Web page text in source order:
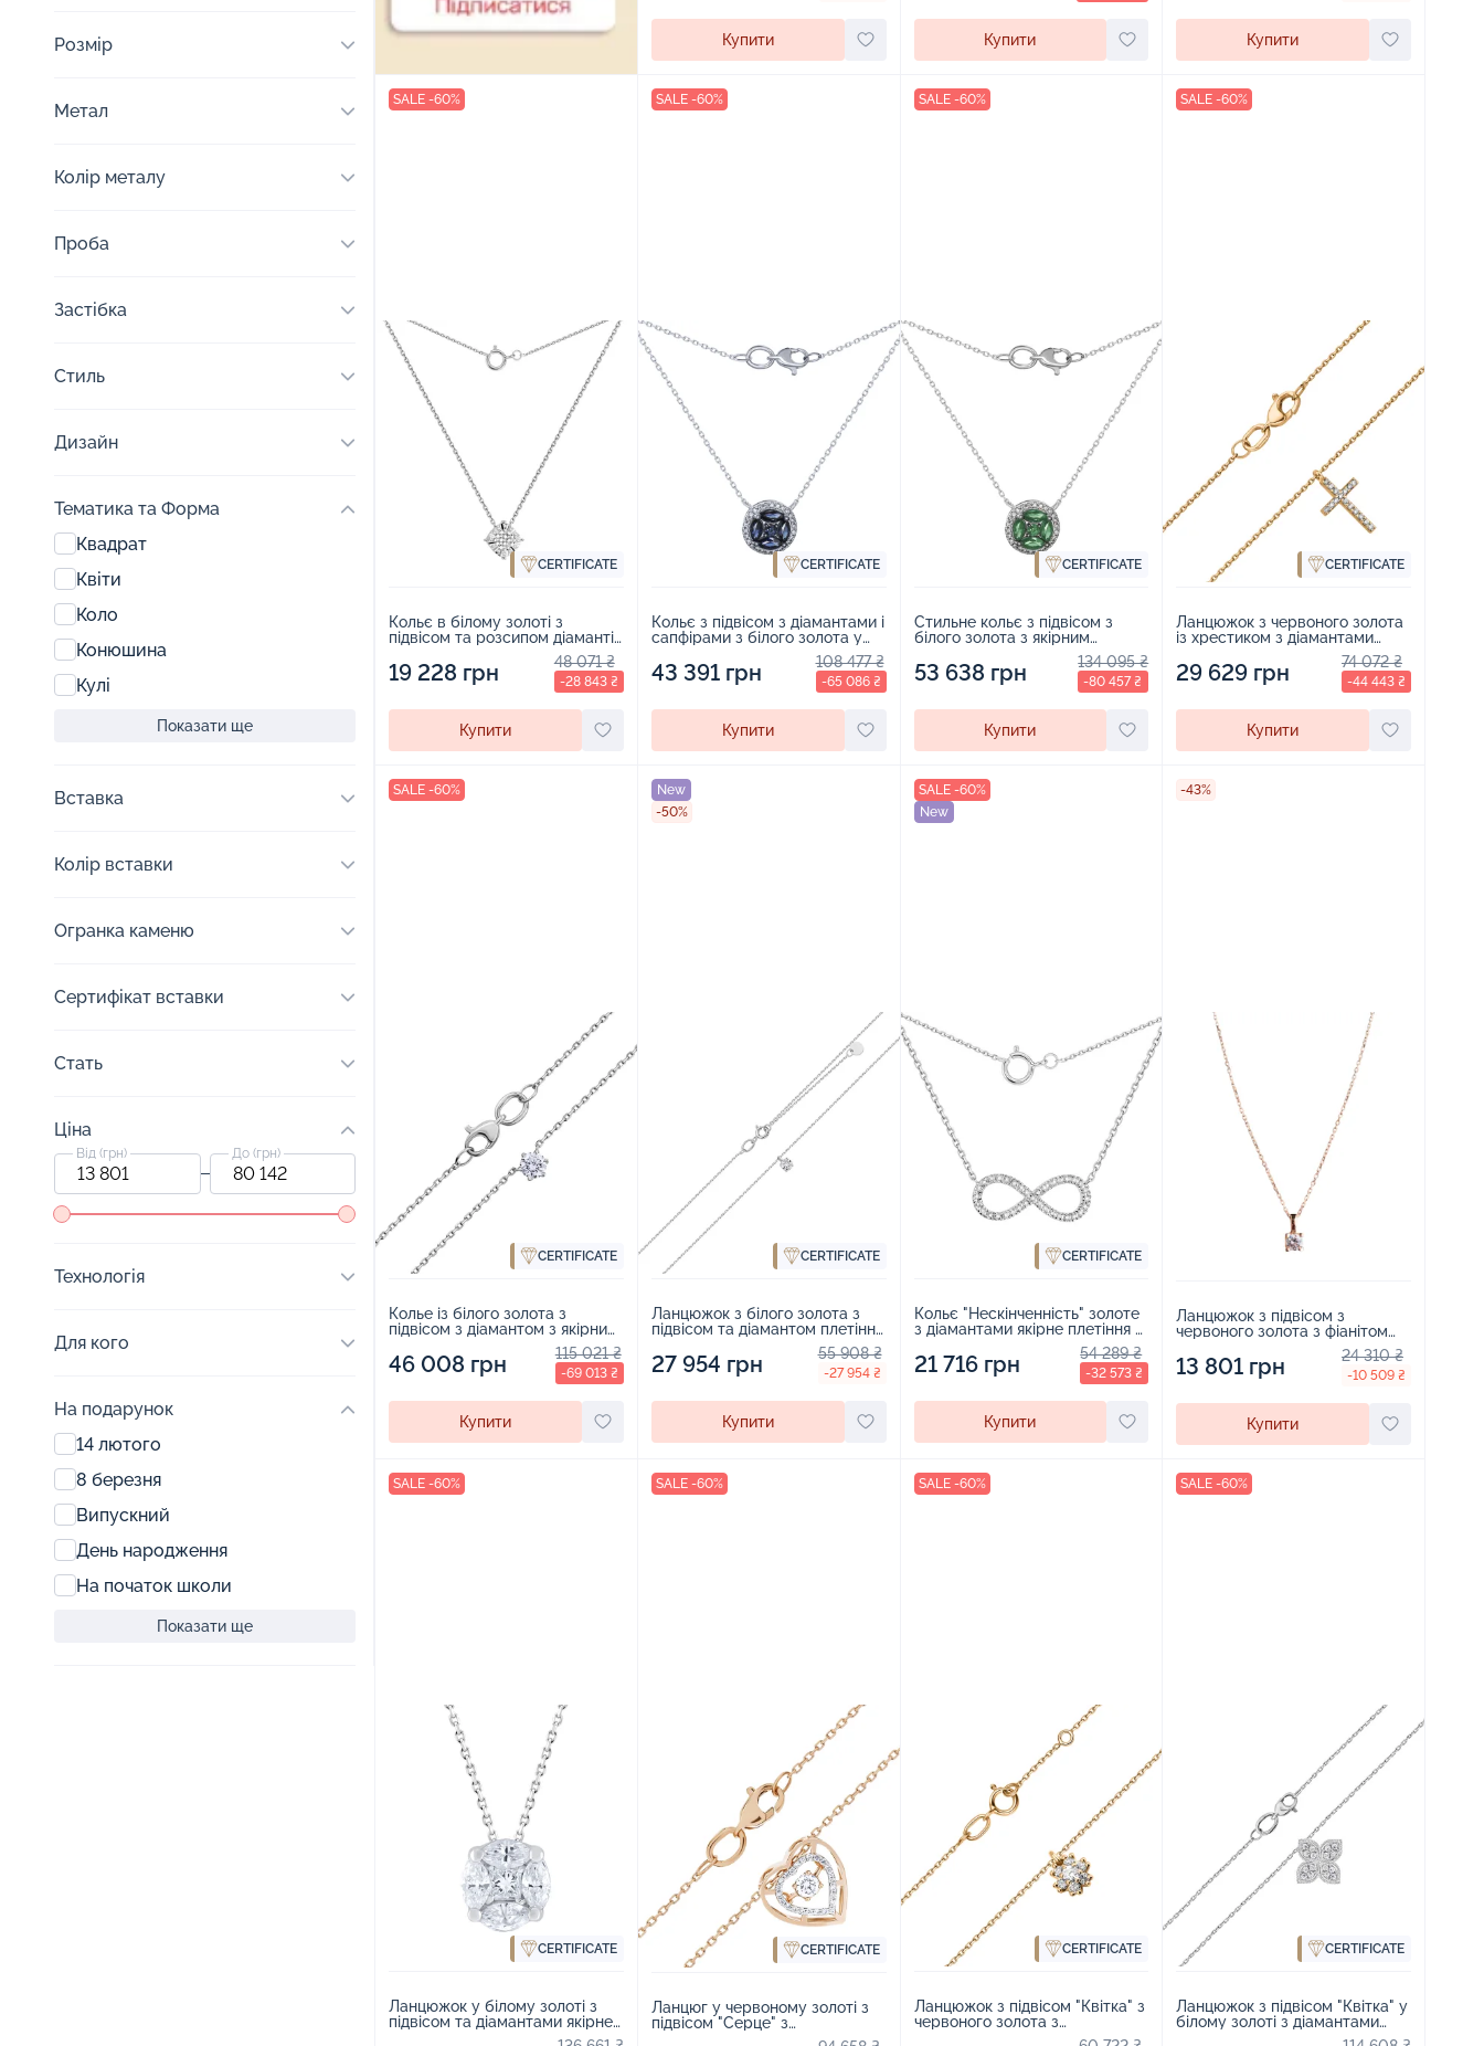
Розмір
Метал
Колір металу
Проба
Застібка
Стиль
Дизайн
Тематика та Форма
Квадрат
Квіти
Коло
Конюшина
Кулі
Показати ще
Вставка
Колір вставки
Огранка каменю
Сертифікат вставки
Стать
Ціна
Від (грн) До (грн)
Технологія
Для кого
На подарунок
14 лютого
8 березня
Випускний
День народження
На початок школи
Показати ще
Купити Купити Купити
SALE -60%
CERTIFICATE
Кольє в білому золоті з
підвісом та розсипом діамантів
у якірному плетінні - 1707731
19 228 грн 48 071 ₴
-28 843 ₴
Купити
SALE -60%
CERTIFICATE
Кольє з підвісом з діамантами і
сапфірами з білого золота у
якірному плетінні - 1614093
43 391 грн 108 477 ₴
-65 086 ₴
Купити
SALE -60%
CERTIFICATE
Стильне кольє з підвісом з
білого золота з якірним
плетінням з діамантами та
смарагдами - 1919006
53 638 грн 134 095 ₴
-80 457 ₴
Купити
SALE -60%
CERTIFICATE
Ланцюжок з червоного золота
із хрестиком з діамантами
якірне плетіння - 457736
29 629 грн 74 072 ₴
-44 443 ₴
Купити
SALE -60%
CERTIFICATE
Колье із білого золота з
підвісом з діамантом з якірним
46 008 грн 115 021 ₴
-69 013 ₴
Купити
New
-50%
CERTIFICATE
Ланцюжок з білого золота з
підвісом та діамантом плетіння
27 954 грн 55 908 ₴
-27 954 ₴
Купити
SALE -60%
New
CERTIFICATE
Кольє "Нескінченність" золоте
з діамантами якірне плетіння -
21 716 грн 54 289 ₴
-32 573 ₴
Купити
-43%
Ланцюжок з підвісом з
червоного золота з фіанітом
якірне плетіння - 452145
13 801 грн 24 310 ₴
-10 509 ₴
Купити
SALE -60%
CERTIFICATE
Ланцюжок у білому золоті з
підвісом та діамантами якірне
SALE -60%
CERTIFICATE
Ланцюг у червоному золоті з
підвісом "Серце" з
"танцюючим" діамантом
SALE -60%
CERTIFICATE
Ланцюжок з підвісом "Квітка" з
червоного золота з
діамантами в якірному плетінні
SALE -60%
CERTIFICATE
Ланцюжок з підвісом "Квітка" у
білому золоті з діамантами
плетіння якір - 1987638